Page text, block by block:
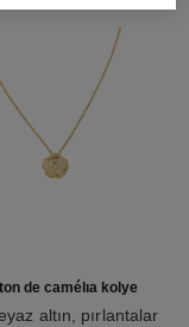
de camélia kolye
altın, pırlantalar